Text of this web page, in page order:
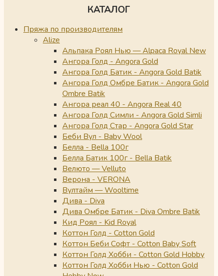
КАТАЛОГ
Пряжа по производителям
Alize
Альпака Роял Нью — Alpaca Royal New
Ангора Голд - Angora Gold
Ангора Голд Батик - Angora Gold Batik
Ангора Голд Омбре Батик - Angora Gold
Ombre Batik
Ангора реал 40 - Angora Real 40
Ангора Голд Симли - Angora Gold Simli
Ангора Голд Стар - Angora Gold Star
Беби Вул - Baby Wool
Белла - Bella 100г
Белла Батик 100г - Bella Batik
Велюто — Velluto
Верона - VERONA
Вултайм — Wooltime
Дива - Diva
Дива Омбре Батик - Diva Ombre Batik
Кид Роял - Kid Royal
Коттон Голд - Cotton Gold
Коттон Беби Софт - Cotton Baby Soft
Коттон Голд Хобби - Cotton Gold Hobby
Коттон Голд Хобби Нью - Cotton Gold